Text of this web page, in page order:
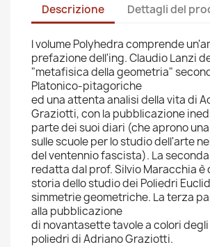
Descrizione Dettagli del
l volume Polyhedra comprende
prefazione dell'ing. Claudio Lanzi
"metafisica della geometria"
Platonico-pitagoriche
ed una attenta analisi della vita di
Graziotti, con la pubblicazione
parte dei suoi diari (che aprono
sulle scuole per lo studio dell'arte
del ventennio fascista). La
redatta dal prof. Silvio Maracchia è
storia dello studio dei Poliedri
simmetrie geometriche. La terza
alla pubblicazione
di novantasette tavole a colori
poliedri di Adriano Graziotti.